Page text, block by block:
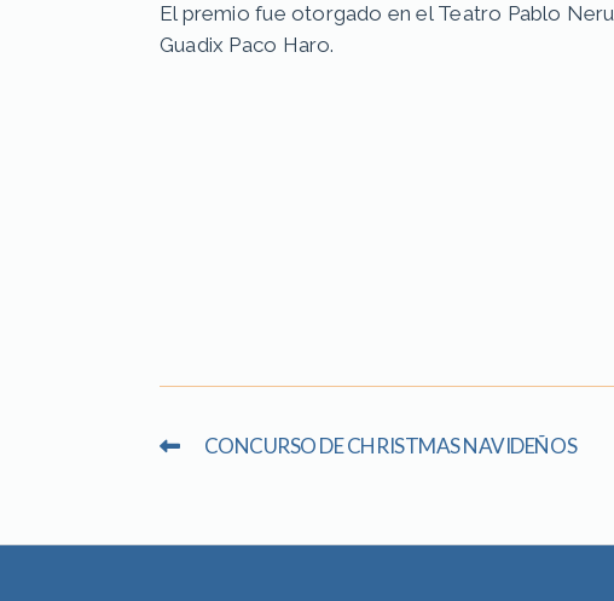
El premio fue otorgado en el Teatro Pablo
Guadix Paco Haro.
CONCURSO DE CHRISTMAS NAVIDEÑOS